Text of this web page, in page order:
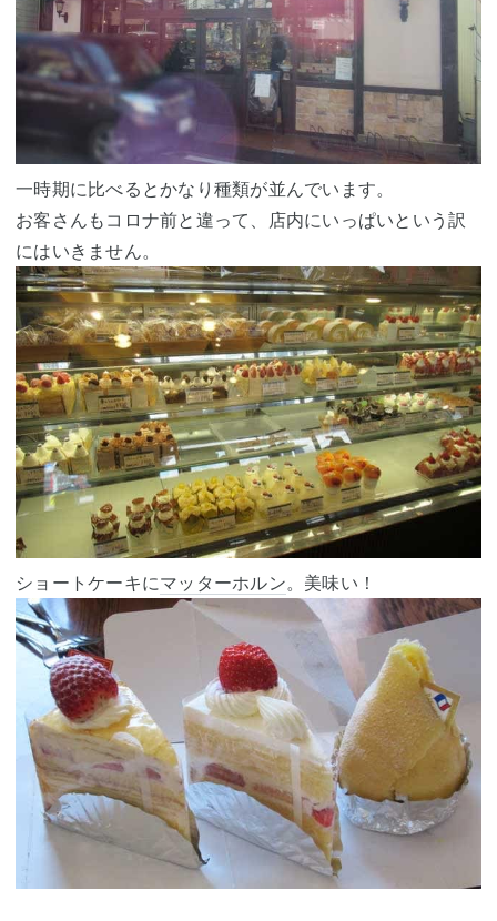
一時期に比べるとかなり種類が並んでいます。
お客さんもコロナ前と違って、店内にいっぱいという訳
にはいきません。
ショートケーキにマッターホルン。美味い！